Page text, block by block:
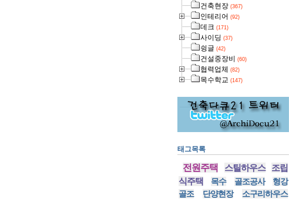
건축현장 (367)
인테리어 (92)
데크 (171)
사이딩 (37)
슁글 (42)
건설중장비 (60)
협력업체 (82)
목수학교 (147)
태그목록
전원주택 스틸하우스
조립
식주택
목수 골조공사
형강
골조
단양현장
소구리하우스